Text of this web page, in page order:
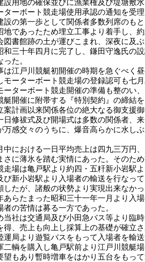
用地の確保並びに漁業権及び堤塘敷
ターボート競走場使用承認の通知を受
の第一歩として関係者多数列席のも
地であったため埋立工事より着手し、
図書館跡の土が運びこまれ、深夜に及
和三十年四月に完了し、鎌田守逸氏の
た。
江戸川競艇初開催の時期を急ぐべく
モーターボート競走場の登録認可も七
ターボート競走開催の準備も整のい
艇開催に附帯する『特別契約』の締結
案計画以来関係各位の絶大なる御支援
修祓式及び開場式は多数の関係者、
万感交々のうちに、爆音高らかに水し
における一日平均売上は四九三万円
さに薄氷を踏む実情にあった。そのた
場は亀戸駅より約四・五粁新小岩駅
び新小岩駅より入場者の輸送を行なっ
したが、諸般の状勢より実現出来なか
あらたまった昭和三十一年一月より入
者の苦情は募る一方であった。
社は交通局及び小田急バス等より臨
得、売上も向上し採算上の基礎が確立
局より遊覧バスをもって入場者を輸
二輌を購入し亀戸駅前より江戸川競艇
望もあり暫時増車をはかり五台をもっ